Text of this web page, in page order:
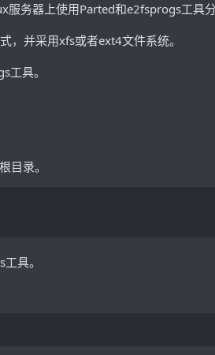
务器上使用Parted和e2fsprogs工具分
，并采用xfs或者ext4文件系统。
工具。
目录。
具。